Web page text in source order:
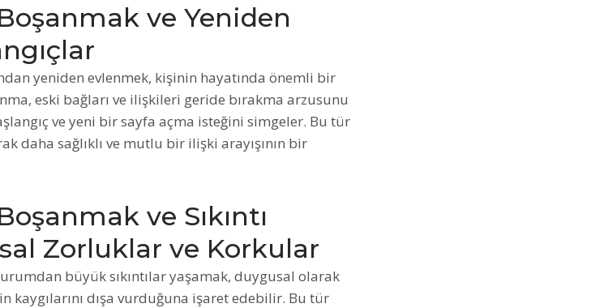
ve Yeniden
yeniden evlenmek, kişinin hayatında önemli bir
eski bağları ve ilişkileri geride bırakma arzusunu
ve yeni bir sayfa açma isteğini simgeler. Bu tür
daha sağlıklı ve mutlu bir ilişki arayışının bir
ve Sıkıntı
Zorluklar ve Korkular
büyük sıkıntılar yaşamak, duygusal olarak
kaygılarını dışa vurduğuna işaret edebilir. Bu tür